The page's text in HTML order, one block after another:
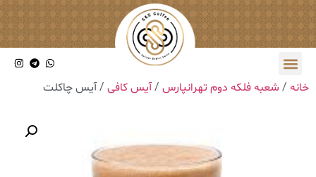
خانه / شعبه فلکه دوم تهرانپارس /آیس کافی / آیس چاکلت